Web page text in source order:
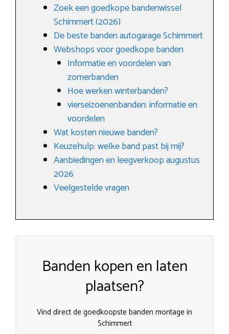
Zoek een goedkope bandenwissel
Schimmert (2026)
De beste banden autogarage Schimmert
Webshops voor goedkope banden
Informatie en voordelen van
zomerbanden
Hoe werken winterbanden?
vierseizoenenbanden: informatie en
voordelen
Wat kosten nieuwe banden?
Keuzehulp: welke band past bij mij?
Aanbiedingen en leegverkoop augustus
2026
Veelgestelde vragen
Banden kopen en laten
plaatsen?
Vind direct de goedkoopste banden montage in
Schimmert